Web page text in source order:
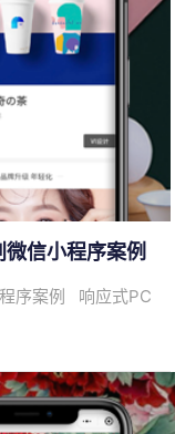
信小程序案例
序案例 响应式PC